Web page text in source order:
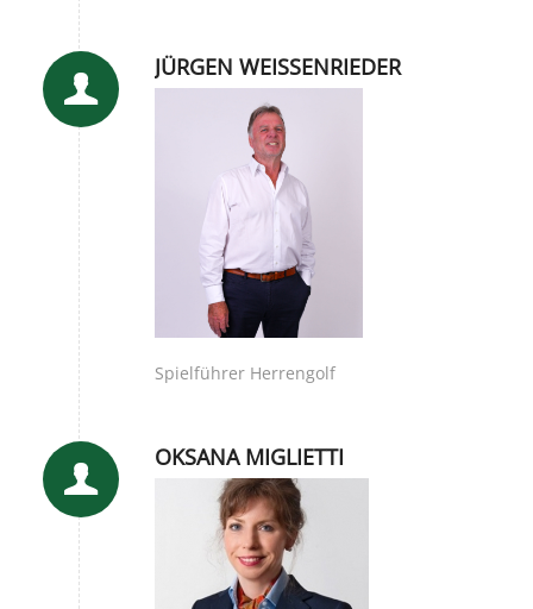
JÜRGEN WEISSENRIEDER
Spielführer Herrengolf
OKSANA MIGLIETTI